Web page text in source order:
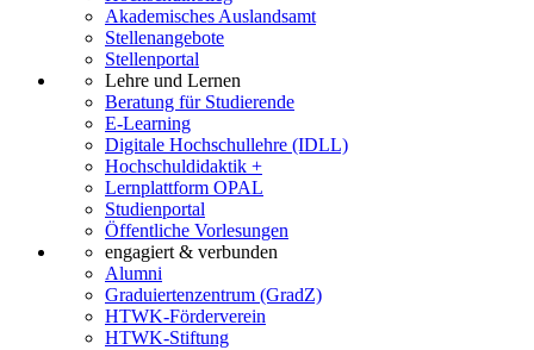
Akademisches Auslandsamt
Stellenangebote
Stellenportal
Lehre und Lernen
Beratung für Studierende
E-Learning
Digitale Hochschullehre (IDLL)
Hochschuldidaktik +
Lernplattform OPAL
Studienportal
Öffentliche Vorlesungen
engagiert & verbunden
Alumni
Graduiertenzentrum (GradZ)
HTWK-Förderverein
HTWK-Stiftung